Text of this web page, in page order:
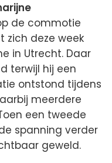
de commotie
zich deze week
in Utrecht. Daar
terwijl hij een
ontstond tijdens
meerdere
een tweede
spanning verder
geweld.